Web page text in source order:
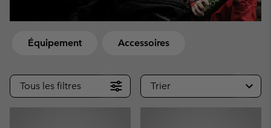
Équipement Accessoires
Tous les filtres Trier